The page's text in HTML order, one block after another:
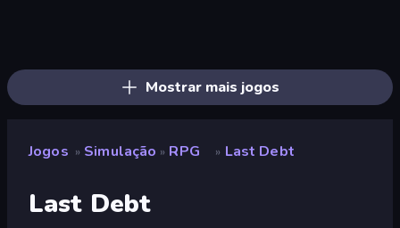
Mostrar mais jogos
Jogos » Simulação » RPG » Last Debt
Last Debt